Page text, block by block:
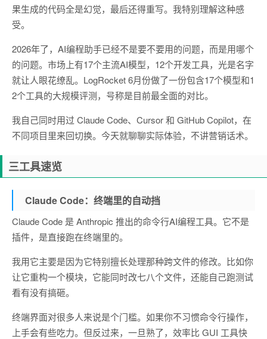
果生成的代码全是幻觉，最后还得重写。我特别理解这种感
受。
2026年了，AI编程助手已经不是要不要用的问题，而是用哪个
的问题。市场上有17个主流AI模型，12个开发工具，光是名字
就让人眼花缭乱。LogRocket 6月份做了一份包含17个模型和1
2个工具的大规模评测，号称是目前最全面的对比。
我自己同时用过 Claude Code、Cursor 和 GitHub Copilot，在
不同项目里来回切换。今天就聊聊实际体验，不讲营销话术。
三工具速览
Claude Code：终端里的自动挡
Claude Code 是 Anthropic 推出的命令行AI编程工具。它不是
插件，是直接跑在终端里的。
我用它主要是因为它特别擅长处理那种跨文件的修改。比如你
让它重构一个模块，它能同时改七八个文件，还能自己跑测试
看有没有搞砸。
终端界面对很多人来说是个门槛。如果你不习惯命令行操作，
上手会有些吃力。但反过来，一旦熟了，效率比 GUI 工具快